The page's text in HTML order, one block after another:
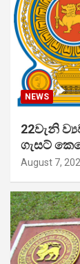
NEWS
22වැනි
ගැසට්
August 7,